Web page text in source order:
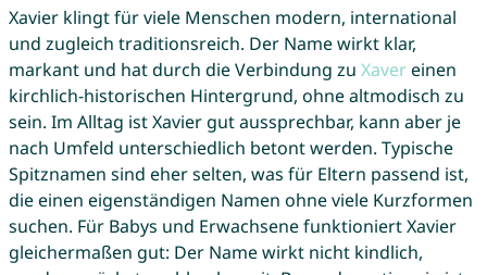
Xavier klingt für viele Menschen modern, international
und zugleich traditionsreich. Der Name wirkt klar,
markant und hat durch die Verbindung zu Xavereinen
kirchlich-historischen Hintergrund, ohne altmodisch zu
sein. Im Alltag ist Xavier gut aussprechbar, kann aber je
nach Umfeld unterschiedlich betont werden. Typische
Spitznamen sind eher selten, was für Eltern passend ist,
die einen eigenständigen Namen ohne viele Kurzformen
suchen. Für Babys und Erwachsene funktioniert Xavier
gleichermaßen gut: Der Name wirkt nicht kindlich,